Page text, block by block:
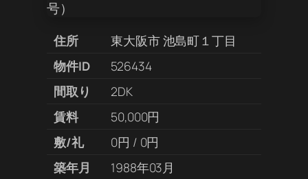
住所
東大阪市 池島町１丁目
物件ID
526434
間取り
2DK
賃料
50,000円
敷/礼
0円 / 0円
築年月
1988年03月